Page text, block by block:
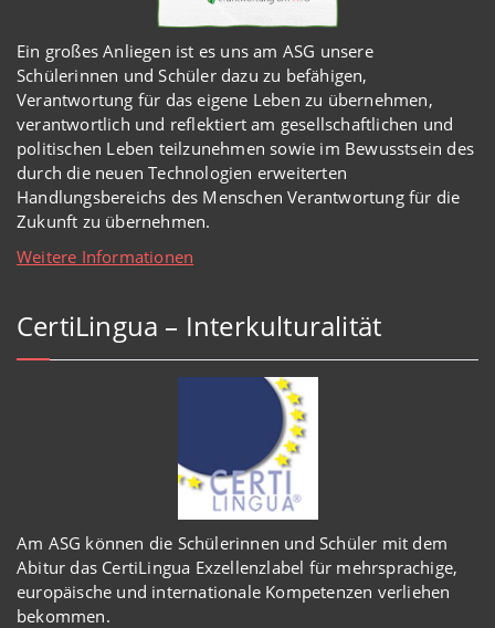
Ein großes Anliegen ist es uns am ASG unsere
Schülerinnen und Schüler dazu zu befähigen,
Verantwortung für das eigene Leben zu übernehmen,
verantwortlich und reflektiert am gesellschaftlichen und
politischen Leben teilzunehmen sowie im Bewusstsein des
durch die neuen Technologien erweiterten
Handlungsbereichs des Menschen Verantwortung für die
Zukunft zu übernehmen.
Weitere Informationen
CertiLingua – Interkulturalität
Am ASG können die Schülerinnen und Schüler mit dem
Abitur das CertiLingua Exzellenzlabel für mehrsprachige,
europäische und internationale Kompetenzen verliehen
bekommen.